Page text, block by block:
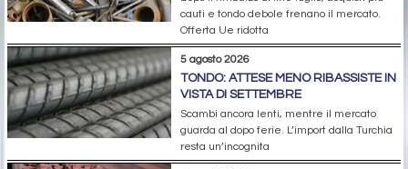
cauti e tondo debole frenano il mercato.
Offerta Ue ridotta
5 agosto 2026
TONDO: ATTESE MENO RIBASSISTE IN
VISTA DI SETTEMBRE
Scambi ancora lenti, mentre il mercato
guarda al dopo ferie. L’import dalla Turchia
resta un’incognita